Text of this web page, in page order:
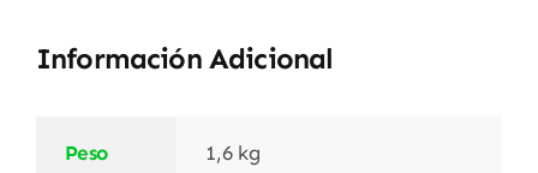
Información Adicional
Peso 1,6 kg